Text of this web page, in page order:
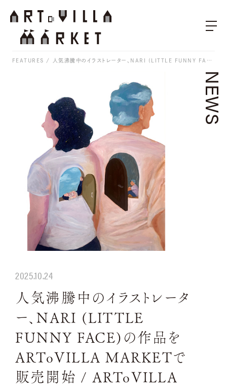
FEATURES 人気沸騰中のイラストレーター、NARI (LITTLE FUNNY FACE)の作品をARToVILLA MARKETで販売開始 / ARToVILLA独占、メッセージ入り原画など多数作品を出品
NEWS
2025.10.24
人気沸騰中のイラストレータ
ー、NARI (LITTLE
FUNNY FACE)の作品を
ARToVILLA MARKETで
販売開始 / ARToVILLA